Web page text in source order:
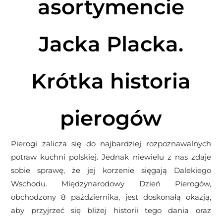
asortymencie
Jacka Placka.
Krótka historia
pierogów
Pierogi zalicza się do najbardziej rozpoznawalnych
potraw kuchni polskiej. Jednak niewielu z nas zdaje
sobie sprawę, że jej korzenie sięgają Dalekiego
Wschodu. Międzynarodowy Dzień Pierogów,
obchodzony 8 października, jest doskonałą okazją,
aby przyjrzeć się bliżej historii tego dania oraz